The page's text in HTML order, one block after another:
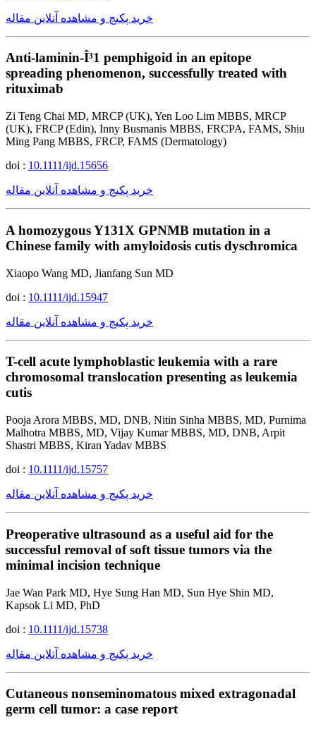
خرید پکیج و مشاهده آنلاین مقاله
Anti-laminin-Î³1 pemphigoid in an epitope
spreading phenomenon, successfully treated with
rituximab
Zi Teng Chai MD, MRCP (UK), Yen Loo Lim MBBS, MRCP
(UK), FRCP (Edin), Inny Busmanis MBBS, FRCPA, FAMS, Shiu
Ming Pang MBBS, FRCP, FAMS (Dermatology)
doi : 10.1111/ijd.15656
خرید پکیج و مشاهده آنلاین مقاله
A homozygous Y131X GPNMB mutation in a
Chinese family with amyloidosis cutis dyschromica
Xiaopo Wang MD, Jianfang Sun MD
doi : 10.1111/ijd.15947
خرید پکیج و مشاهده آنلاین مقاله
T-cell acute lymphoblastic leukemia with a rare
chromosomal translocation presenting as leukemia
cutis
Pooja Arora MBBS, MD, DNB, Nitin Sinha MBBS, MD, Purnima
Malhotra MBBS, MD, Vijay Kumar MBBS, MD, DNB, Arpit
Shastri MBBS, Kiran Yadav MBBS
doi : 10.1111/ijd.15757
خرید پکیج و مشاهده آنلاین مقاله
Preoperative ultrasound as a useful aid for the
successful removal of soft tissue tumors via the
minimal incision technique
Jae Wan Park MD, Hye Sung Han MD, Sun Hye Shin MD,
Kapsok Li MD, PhD
doi : 10.1111/ijd.15738
خرید پکیج و مشاهده آنلاین مقاله
Cutaneous nonseminomatous mixed extragonadal
germ cell tumor: a case report